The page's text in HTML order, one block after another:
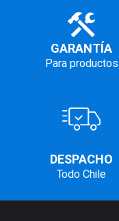
GARANTÍA
Para productos
DESPACHO
Todo Chile